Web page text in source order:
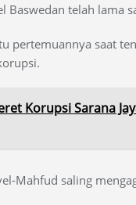
telah lama
pertemuannya saat
Korupsi Sarana
Mahfud saling